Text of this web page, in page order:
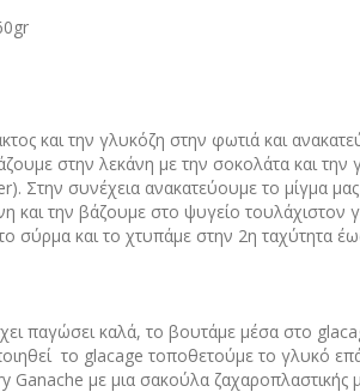
και την γλυκόζη στην φωτιά και
στην λεκάνη με την σοκολάτα και την
Στην συνέχεια ανακατεύουμε το μίγμα
και την βάζουμε στο ψυγείο τουλάχιστον
σύρμα και το χτυπάμε στην 2η ταχύτητα
παγώσει καλά, το βουτάμε μέσα στο
το glacage τοποθετούμε το γλυκό
με μια σακούλα ζαχαροπλαστικής